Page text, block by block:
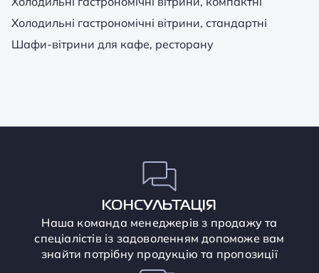
Холодильні гастрономічні вітрини, стандартні
Шафи-вітрини для кафе, ресторану
КОНСУЛЬТАЦІЯ
Наша команда менеджерів з продажу та
спеціалістів із задоволенням допоможе вам
знайти потрібну продукцію та пропозиції